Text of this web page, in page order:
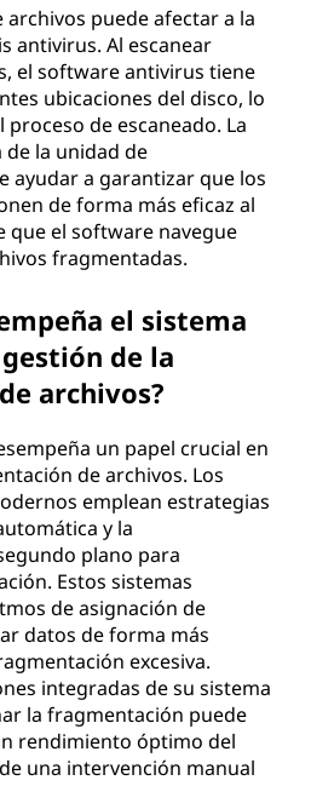
puede afectar a la
antivirus. Al escanear
el software antivirus tiene
ubicaciones del disco, lo
de escaneado. La
la unidad de
ayudar a garantizar que los
de forma más eficaz al
que el software navegue
fragmentadas.
el sistema
de la
archivos?
un papel crucial en
de archivos. Los
emplean estrategias
y la
plano para
Estos sistemas
de asignación de
datos de forma más
excesiva.
integradas de su sistema
la fragmentación puede
rendimiento óptimo del
una intervención manual